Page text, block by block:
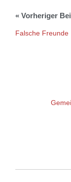
Falsche Freunde